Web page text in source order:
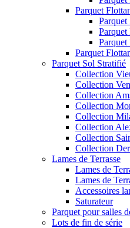
Parquet
Parquet
Parquet
Parquet Sol Stratifié
Collection
Collection
Collection
Collection
Collection
Collection
Collection
Collection
Lames de Terrasse
Lames de
Lames de
Accessoires
Saturateur
Parquet pour salles
Lots de fin de série